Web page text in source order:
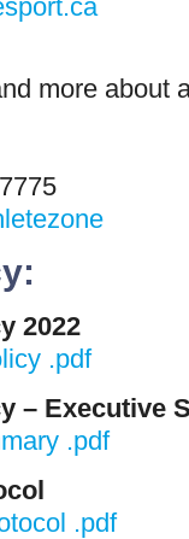
more about
2022
.pdf
– Executive
.pdf
.pdf